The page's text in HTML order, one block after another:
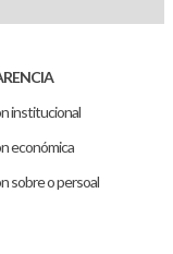
institucional
económica
sobre o persoal